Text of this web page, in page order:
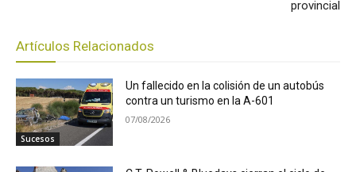
provincial
Artículos Relacionados
Sucesos
Un fallecido en la colisión de un autobús
contra un turismo en la A-601
07/08/2026